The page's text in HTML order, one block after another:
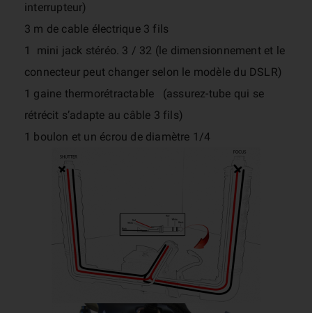
interrupteur)
3 m de cable électrique 3 fils
1 mini jack stéréo. 3 / 32 (le dimensionnement et le
connecteur peut changer selon le modèle du DSLR)
1 gaine thermorétractable (assurez-tube qui se
rétrécit s’adapte au câble 3 fils)
1 boulon et un écrou de diamètre 1/4